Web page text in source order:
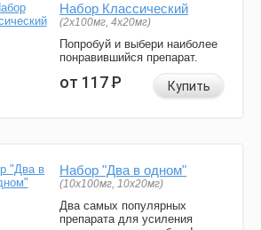
Набор Классический
(2x100мг, 4x20мг)
Попробуй и выбери наиболее
понравившийся препарат.
от 117Р Купить
Набор "Два в одном"
(10x100мг, 10x20мг)
Два самых популярных
препарата для усиления